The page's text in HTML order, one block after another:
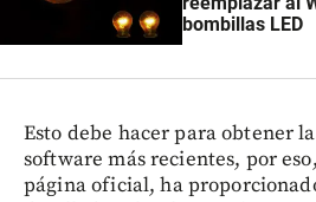
bombillas LED
Esto debe hacer para obtener
software más recientes, por
página oficial, ha